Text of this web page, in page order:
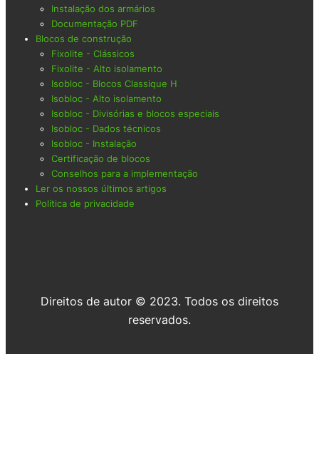
Instalação dos armários
Documentação PDF
Blocos de construção
Fixolite - Clássicos
Fixolite - Alto isolamento
Isobloc - Blocos Classique H
Isobloc - Alto isolamento
Isobloc - Divisórias e blocos especiais
Isobloc - Dados técnicos
Isobloc - Instalação
Certificação de blocos
Conselhos para a implementação
Ler os nossos últimos artigos
Política de privacidade
Direitos de autor © 2023. Todos os direitos
reservados.